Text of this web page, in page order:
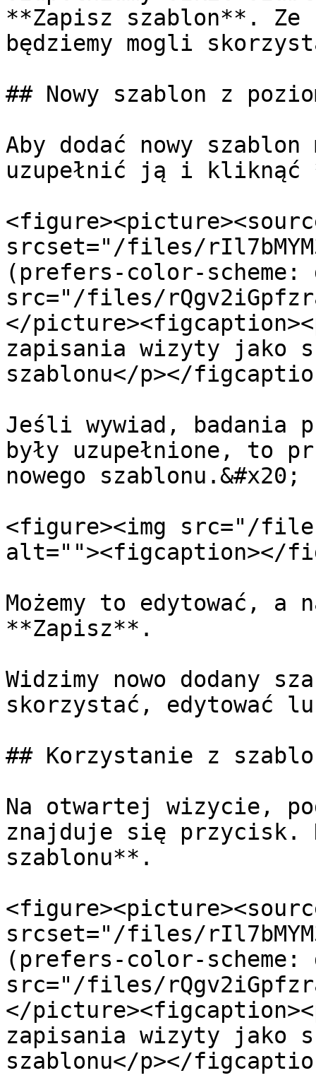
**Zapisz szablon**. Ze
będziemy mogli
## Nowy szablon z
Aby dodać nowy
uzupełnić ją i kliknąć
srcset="/files/
(prefers-color-scheme:
src="/files/
</
zapisania wizyty jako
szablonu</p></
Jeśli wywiad, badania
były uzupełnione, to
nowego szablonu.&#x20;
<figure><img src="/files/
alt=""><figcaption></
Możemy to edytować, a
**Zapisz**.
Widzimy nowo dodany
skorzystać, edytować
## Korzystanie z
Na otwartej wizycie,
znajduje się przycisk.
szablonu**.
srcset="/files/
(prefers-color-scheme:
src="/files/
</
zapisania wizyty jako
szablonu</p></